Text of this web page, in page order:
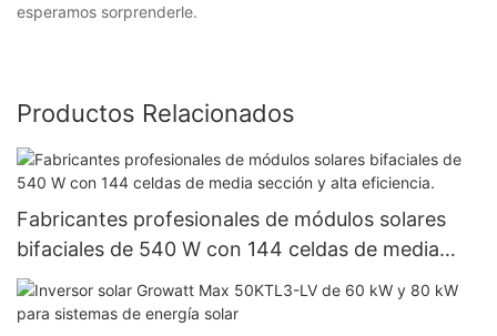
esperamos sorprenderle.
Productos Relacionados
Fabricantes profesionales de módulos solares
bifaciales de 540 W con 144 celdas de media
sección y alta eficiencia.